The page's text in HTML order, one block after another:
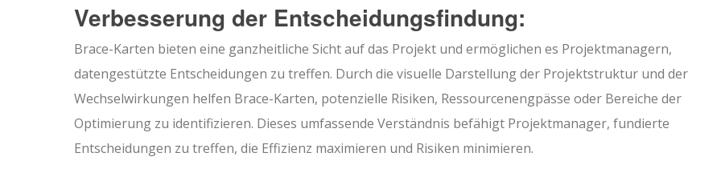
Verbesserung der Entscheidungsfindung:
Brace-Karten bieten eine ganzheitliche Sicht auf das Projekt und ermöglichen es Projektmanagern,
datengestützte Entscheidungen zu treffen. Durch die visuelle Darstellung der Projektstruktur und der
Wechselwirkungen helfen Brace-Karten, potenzielle Risiken, Ressourcenengpässe oder Bereiche der
Optimierung zu identifizieren. Dieses umfassende Verständnis befähigt Projektmanager, fundierte
Entscheidungen zu treffen, die Effizienz maximieren und Risiken minimieren.